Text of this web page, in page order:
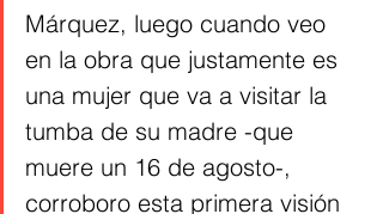
Márquez, luego cuando veo
en la obra que justamente es
una mujer que va a visitar la
tumba de su madre -que
muere un 16 de agosto-,
corroboro esta primera visión